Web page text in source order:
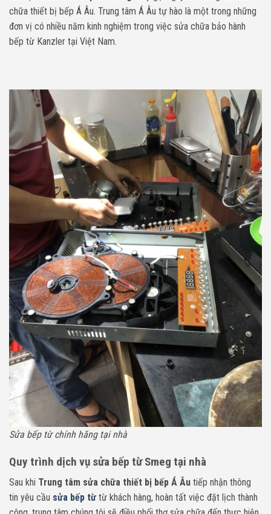
chữa thiết bị bếp Á Âu. Trung tâm Á Âu tự hào là một trong những
đơn vị có nhiều năm kinh nghiệm trong việc sửa chữa bảo hành
bếp từ Kanzler tại Việt Nam.
Sửa bếp từ chính hãng tại nhà
Quy trình dịch vụ sửa bếp từ Smeg tại nhà
Sau khi Trung tâm sửa chữa thiết bị bếp Á Âu tiếp nhận thông
tin yêu cầu sửa bếp từ từ khách hàng, hoàn tất việc đặt lịch thành